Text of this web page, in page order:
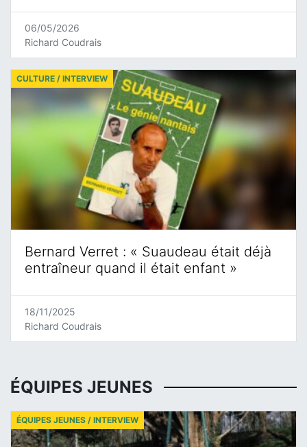
06/05/2026
Richard Coudrais
Bernard Verret : « Suaudeau était déjà
entraîneur quand il était enfant »
CULTURE / INTERVIEW
18/11/2025
Richard Coudrais
ÉQUIPES JEUNES
ÉQUIPES JEUNES / INTERVIEW